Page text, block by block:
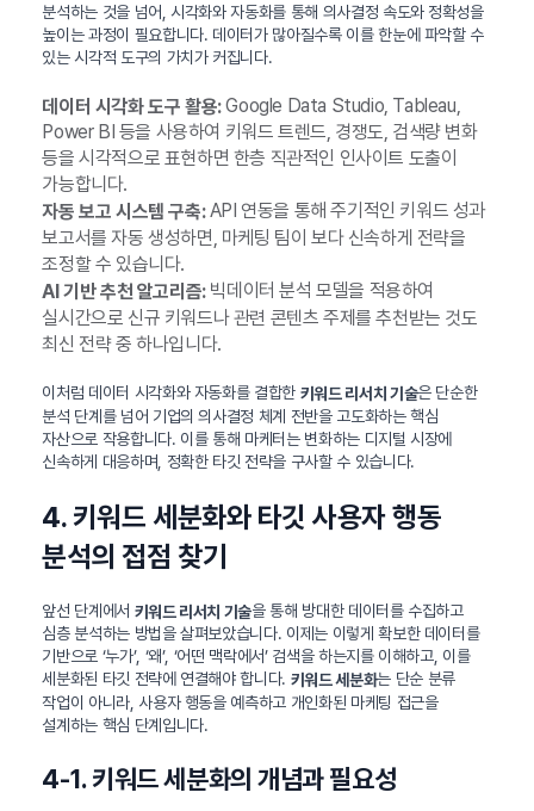
분석하는 것을 넘어, 시각화와 자동화를 통해 의사결정 속도와 정확성을
높이는 과정이 필요합니다. 데이터가 많아질수록 이를 한눈에 파악할 수
있는 시각적 도구의 가치가 커집니다.
데이터 시각화 도구 활용:Google Data Studio, Tableau,
Power BI 등을 사용하여 키워드 트렌드, 경쟁도, 검색량 변화
등을 시각적으로 표현하면 한층 직관적인 인사이트 도출이
가능합니다.
자동 보고 시스템 구축:API 연동을 통해 주기적인 키워드 성과
보고서를 자동 생성하면, 마케팅 팀이 보다 신속하게 전략을
조정할 수 있습니다.
AI 기반 추천 알고리즘:빅데이터 분석 모델을 적용하여
실시간으로 신규 키워드나 관련 콘텐츠 주제를 추천받는 것도
최신 전략 중 하나입니다.
이처럼 데이터 시각화와 자동화를 결합한 키워드 리서치 기술은 단순한
분석 단계를 넘어 기업의 의사결정 체계 전반을 고도화하는 핵심
자산으로 작용합니다. 이를 통해 마케터는 변화하는 디지털 시장에
신속하게 대응하며, 정확한 타깃 전략을 구사할 수 있습니다.
4. 키워드 세분화와 타깃 사용자 행동
분석의 접점 찾기
앞선 단계에서 키워드 리서치 기술을 통해 방대한 데이터를 수집하고
심층 분석하는 방법을 살펴보았습니다. 이제는 이렇게 확보한 데이터를
기반으로 ‘누가’, ‘왜’, ‘어떤 맥락에서’ 검색을 하는지를 이해하고, 이를
세분화된 타깃 전략에 연결해야 합니다. 키워드 세분화는 단순 분류
작업이 아니라, 사용자 행동을 예측하고 개인화된 마케팅 접근을
설계하는 핵심 단계입니다.
4-1. 키워드 세분화의 개념과 필요성